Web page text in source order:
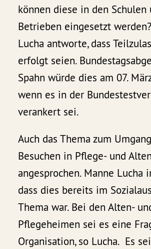
können diese in den Schulen
Betrieben eingesetzt
Lucha antworte, dass
erfolgt seien.
Spahn würde dies am 07.
wenn es in der
verankert sei.
Auch das Thema zum
Besuchen in Pflege- und
angesprochen. Manne Lucha
dass dies bereits im
Thema war. Bei den Alten-
Pflegeheimen sei es eine
Organisation, so Lucha. Es